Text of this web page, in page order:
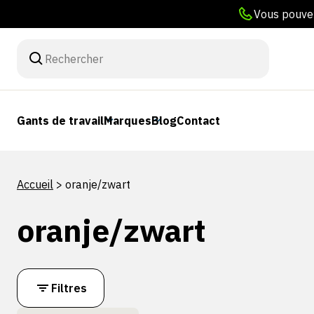
Vous
Gants de travailMarquesBlogContact
Accueil > oranje/zwart
oranje/zwart
Filtres